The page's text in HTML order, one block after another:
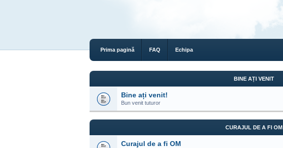
Prima pagină FAQ Echipa
BINE AȚI VENIT
Bine ați venit!
Bun venit tuturor
CURAJUL DE A FI OM
Curajul de a fi OM